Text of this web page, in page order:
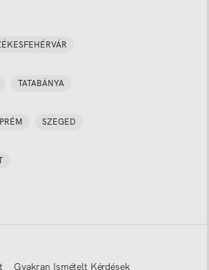
TATABÁNYA
SZEGED
Gyakran Ismételt Kérdések